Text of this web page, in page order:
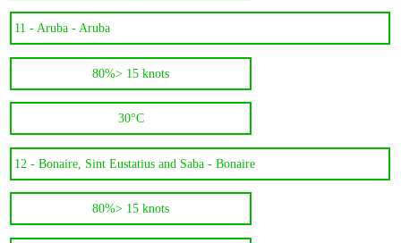
11 -Aruba - Aruba
80%> 15 knots
30°C
12 -Bonaire, Sint Eustatius and Saba - Bonaire
80%> 15 knots